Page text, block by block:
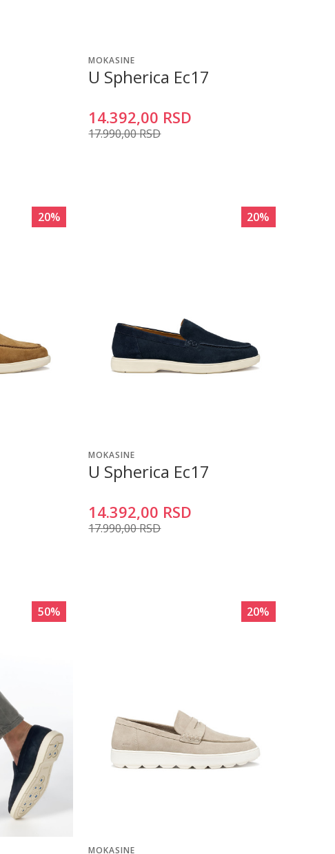
MOKASINE
U Spherica Ec17
14.392,00 RSD
17.990,00RSD
20% 20%
MOKASINE
U Spherica Ec17
14.392,00 RSD
17.990,00RSD
50% 20%
MOKASINE